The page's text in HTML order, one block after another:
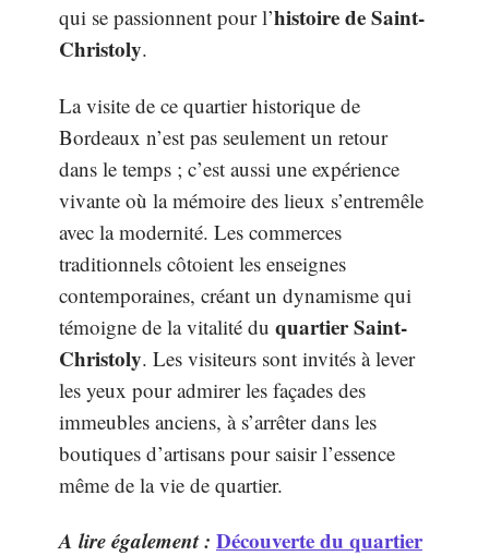
qui se passionnent pour l’histoire de Saint-
Christoly.
La visite de ce quartier historique de
Bordeaux n’est pas seulement un retour
dans le temps ; c’est aussi une expérience
vivante où la mémoire des lieux s’entremêle
avec la modernité. Les commerces
traditionnels côtoient les enseignes
contemporaines, créant un dynamisme qui
témoigne de la vitalité du quartier Saint-
Christoly. Les visiteurs sont invités à lever
les yeux pour admirer les façades des
immeubles anciens, à s’arrêter dans les
boutiques d’artisans pour saisir l’essence
même de la vie de quartier.
A lire également : Découverte du quartier